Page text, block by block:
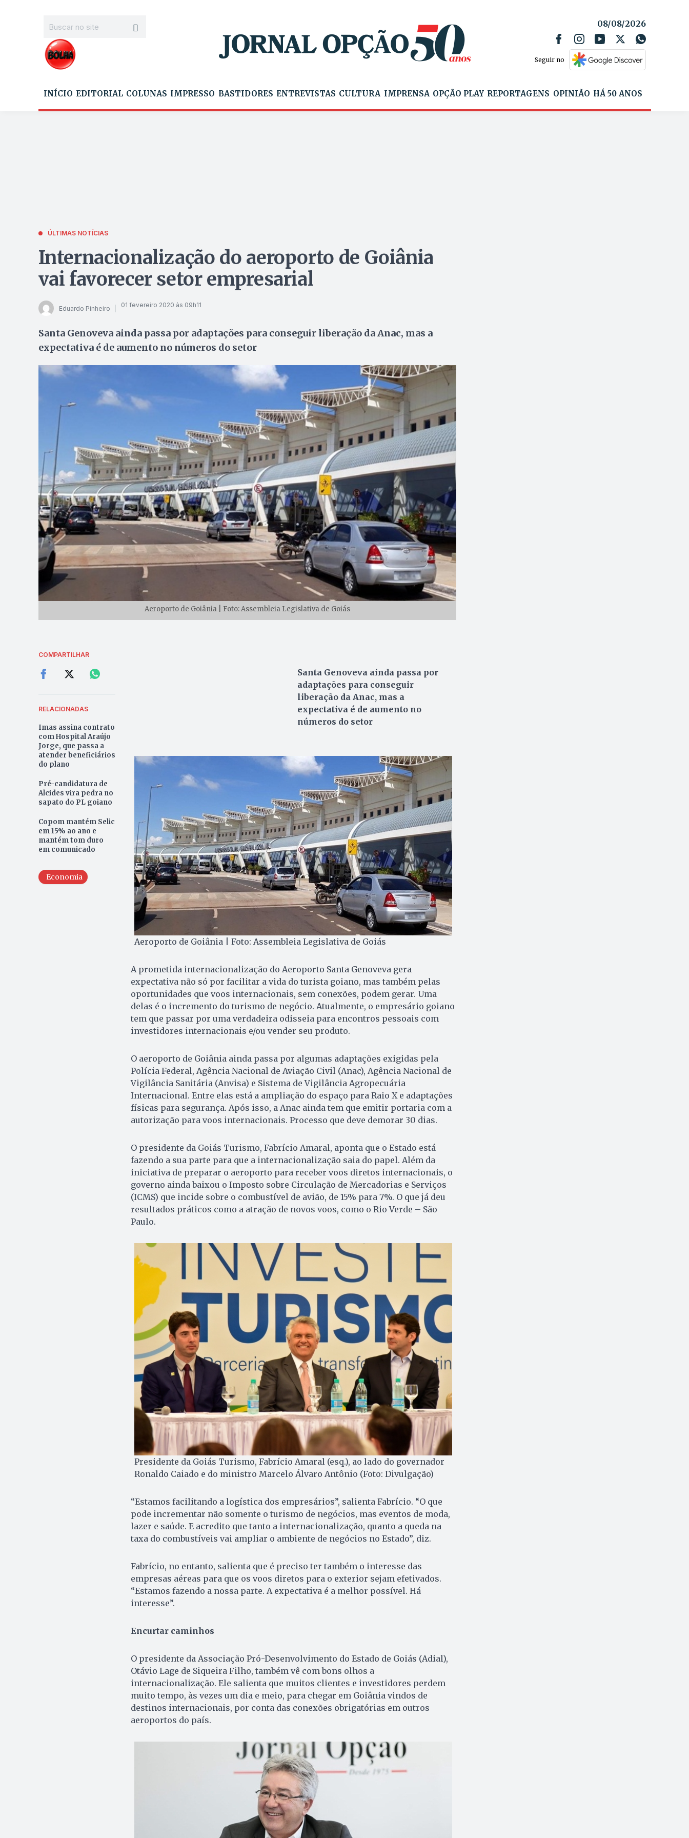
08/08/2026
Seguir no
INÍCIO EDITORIAL COLUNAS IMPRESSO BASTIDORES ENTREVISTAS CULTURA IMPRENSA OPÇÃO PLAY REPORTAGENS OPINIÃO HÁ 50 ANOS
ÚLTIMAS NOTÍCIAS
Internacionalização do aeroporto de Goiânia
vai favorecer setor empresarial
Eduardo Pinheiro 01 fevereiro 2020 às 09h11
Santa Genoveva ainda passa por adaptações para conseguir liberação da Anac, mas a
expectativa é de aumento no números do setor
Aeroporto de Goiânia | Foto: Assembleia Legislativa de Goiás
COMPARTILHAR
RELACIONADAS
Imas assina contrato
com Hospital Araújo
Jorge, que passa a
atender beneficiários
do plano
Pré-candidatura de
Alcides vira pedra no
sapato do PL goiano
Copom mantém Selic
em 15% ao ano e
mantém tom duro
em comunicado
Economia
Santa Genoveva ainda passa por
adaptações para conseguir
liberação da Anac, mas a
expectativa é de aumento no
números do setor
Aeroporto de Goiânia | Foto: Assembleia Legislativa de Goiás
A prometida internacionalização do Aeroporto Santa Genoveva gera
expectativa não só por facilitar a vida do turista goiano, mas também pelas
oportunidades que voos internacionais, sem conexões, podem gerar. Uma
delas é o incremento do turismo de negócio. Atualmente, o empresário goiano
tem que passar por uma verdadeira odisseia para encontros pessoais com
investidores internacionais e/ou vender seu produto.
O aeroporto de Goiânia ainda passa por algumas adaptações exigidas pela
Polícia Federal, Agência Nacional de Aviação Civil (Anac), Agência Nacional de
Vigilância Sanitária (Anvisa) e Sistema de Vigilância Agropecuária
Internacional. Entre elas está a ampliação do espaço para Raio X e adaptações
físicas para segurança. Após isso, a Anac ainda tem que emitir portaria com a
autorização para voos internacionais. Processo que deve demorar 30 dias.
O presidente da Goiás Turismo, Fabrício Amaral, aponta que o Estado está
fazendo a sua parte para que a internacionalização saia do papel. Além da
iniciativa de preparar o aeroporto para receber voos diretos internacionais, o
governo ainda baixou o Imposto sobre Circulação de Mercadorias e Serviços
(ICMS) que incide sobre o combustível de avião, de 15% para 7%. O que já deu
resultados práticos como a atração de novos voos, como o Rio Verde – São
Paulo.
Presidente da Goiás Turismo, Fabrício Amaral (esq.), ao lado do governador
Ronaldo Caiado e do ministro Marcelo Álvaro Antônio (Foto: Divulgação)
“Estamos facilitando a logística dos empresários”, salienta Fabrício. “O que
pode incrementar não somente o turismo de negócios, mas eventos de moda,
lazer e saúde. E acredito que tanto a internacionalização, quanto a queda na
taxa do combustíveis vai ampliar o ambiente de negócios no Estado”, diz.
Fabrício, no entanto, salienta que é preciso ter também o interesse das
empresas aéreas para que os voos diretos para o exterior sejam efetivados.
“Estamos fazendo a nossa parte. A expectativa é a melhor possível. Há
interesse”.
Encurtar caminhos
O presidente da Associação Pró-Desenvolvimento do Estado de Goiás (Adial),
Otávio Lage de Siqueira Filho, também vê com bons olhos a
internacionalização. Ele salienta que muitos clientes e investidores perdem
muito tempo, às vezes um dia e meio, para chegar em Goiânia vindos de
destinos internacionais, por conta das conexões obrigatórias em outros
aeroportos do país.